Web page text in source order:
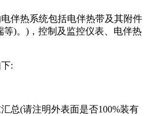
伴热系统包括电伴热带及其附件
)。)，控制及监控仪表、电伴热
:
总(请注明外表面是否100%装有